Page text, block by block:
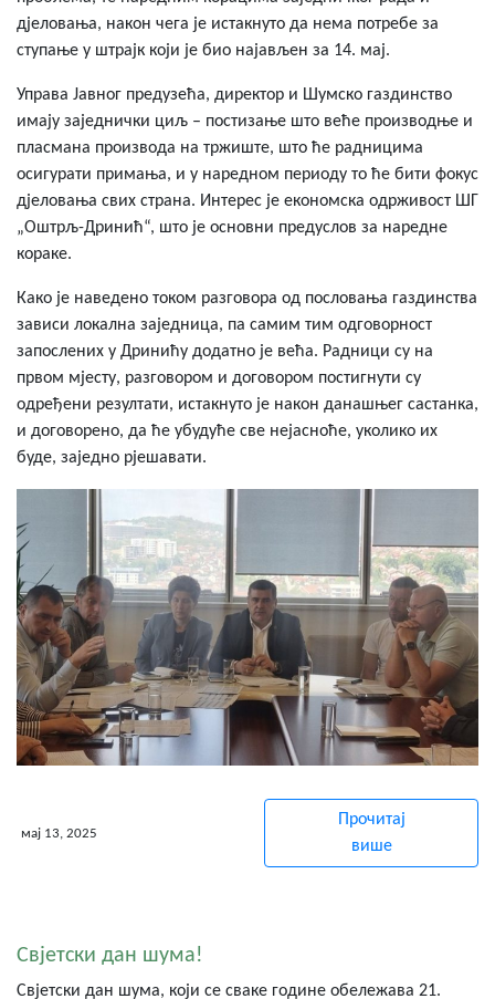
дјеловања, након чега је истакнуто да нема потребе за
ступање у штрајк који је био најављен за 14. мај.
Управа Јавног предузећа, директор и Шумско газдинство
имају заједнички циљ – постизање што веће производње и
пласмана производа на тржиште, што ће радницима
осигурати примања, и у наредном периоду то ће бити фокус
дјеловања свих страна. Интерес је економска одрживост ШГ
„Оштрљ-Дринић“, што је основни предуслов за наредне
кораке.
Како је наведено током разговора од пословања газдинства
зависи локална заједница, па самим тим одговорност
запослених у Дринићу додатно је већа. Радници су на
првом мјесту, разговором и договором постигнути су
одређени резултати, истакнуто је након данашњег састанка,
и договорено, да ће убудуће све нејасноће, уколико их
буде, заједно рјешавати.
мај 13, 2025
Прочитај
више
Свjетски дан шума!
Свjетски дан шума, који се сваке године обележава 21.